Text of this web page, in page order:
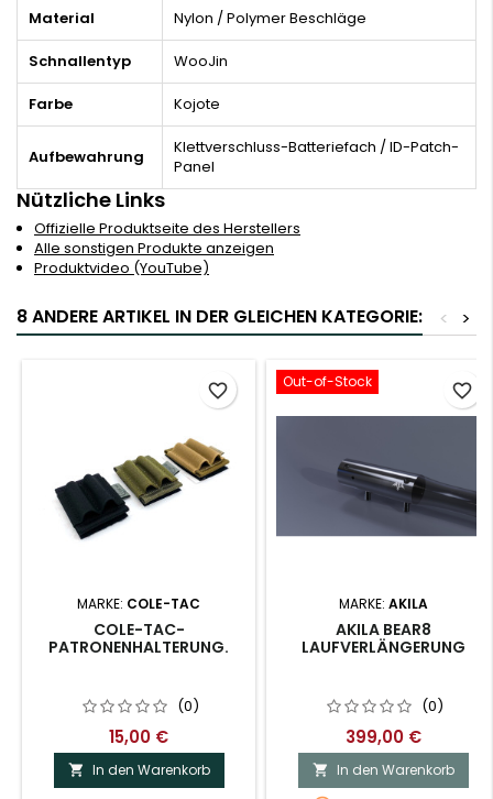
Material Nylon / Polymer Beschläge
Schnallentyp WooJin
Farbe Kojote
Aufbewahrung
Klettverschluss-Batteriefach / ID-Patch-
Panel
Nützliche Links
Offizielle Produktseite des Herstellers
Alle sonstigen Produkte anzeigen
Produktvideo (YouTube)
8 ANDERE ARTIKEL IN DER GLEICHEN KATEGORIE: >
<
MARKE: COLE-TAC
COLE-TAC-
PATRONENHALTERUNG.
(0)
15,00 €
 In den Warenkorb
favorite_border Out-of-Stock
MARKE: AKILA
AKILA BEAR8
LAUFVERLÄNGERUNG
(0)
399,00 €
 In den Warenkorb
favorite_border